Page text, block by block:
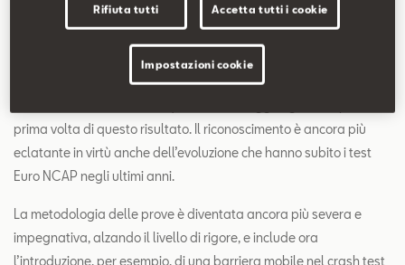
Verona, 13/10/2022.
SEAT Ibiza e SEAT Arona mantengono la
massima valutazione delle 5 stelle Euro NCAP in materia di
prima volta di questo risultato. Il riconoscimento è ancora più
eclatante in virtù anche dell’evoluzione che hanno subito i test
Euro NCAP negli ultimi anni.
La metodologia delle prove è diventata ancora più severa e
impegnativa, alzando il livello di rigore, e include ora
l’introduzione, per esempio, di una barriera mobile nel crash test
Rifiuta tutti Accetta tutti i cookie
Impostazioni cookie